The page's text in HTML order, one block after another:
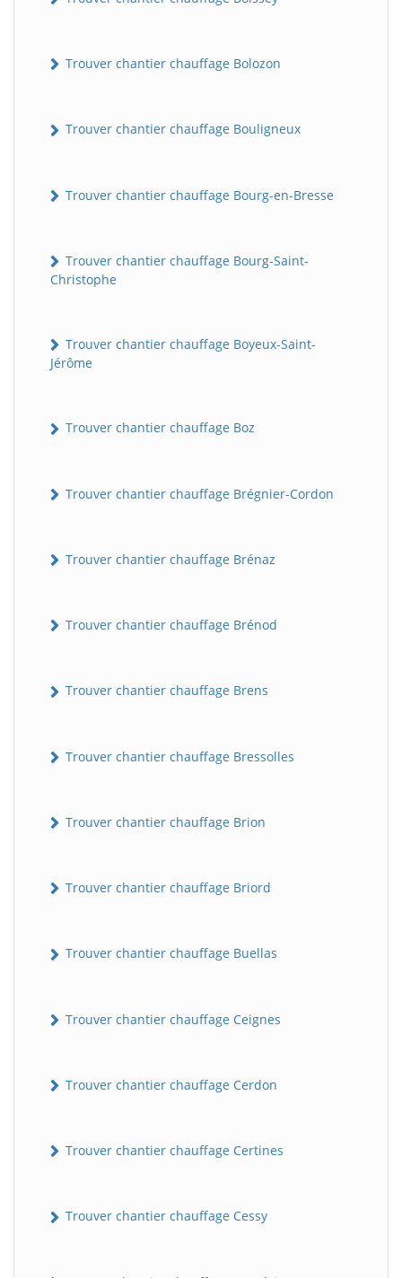
Trouver chantier chauffage Bolozon
Trouver chantier chauffage Bouligneux
Trouver chantier chauffage Bourg-en-Bresse
Trouver chantier chauffage Bourg-Saint-
Christophe
Trouver chantier chauffage Boyeux-Saint-
Jérôme
Trouver chantier chauffage Boz
Trouver chantier chauffage Brégnier-Cordon
Trouver chantier chauffage Brénaz
Trouver chantier chauffage Brénod
Trouver chantier chauffage Brens
Trouver chantier chauffage Bressolles
Trouver chantier chauffage Brion
Trouver chantier chauffage Briord
Trouver chantier chauffage Buellas
Trouver chantier chauffage Ceignes
Trouver chantier chauffage Cerdon
Trouver chantier chauffage Certines
Trouver chantier chauffage Cessy